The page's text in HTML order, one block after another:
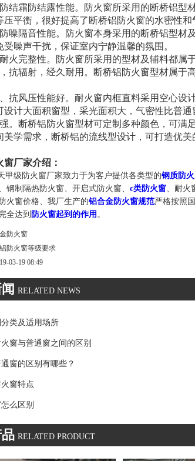
结霜防结露性能。防火窗所采用的断桥铝型
压平衡，很好提高了断桥铝防火窗的水密性和
噪隔音性能。防火窗本身采用的断桥铝型材
受噪声干扰，保证室内宁静温馨的氛围。
火完整性。防火窗所采用的型材及辅料都属
抗辐射，经久耐用。断桥铝防火窗型材属于
抗风压性能好。耐火窗内框直料采用空心设
设计大面积窗型，采光面积大，气密性比普
。断桥铝防火窗型材可定制多种颜色，可满
美学需求，断桥铝的流线型设计，可打造优美
窗厂家介绍：
甲级防火窗厂家致力于为客户提供各类型的钢质防
钢制隔热防火窗、开启式防火窗、 c类防火窗、耐火
火窗价格、我厂生产的铝合金防火窗规范严格按照
全达到 防火窗起到的作用 。
防火窗
防火窗等级要求
03-19 08:49
RELATED NEWS
类及适用场所
窗与普通窗之间的区别
窗的区别有哪些？
窗特点
么区别
RELATED PRODUCT